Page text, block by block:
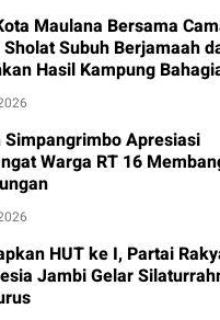
Maulana Bersama
Subuh Berjamaah
Hasil Kampung
I
Simpangrimbo Apresiasi
Warga RT 16
HUT ke I, Partai
Jambi Gelar